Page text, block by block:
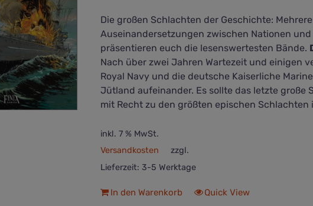
Die großen Schlachten der Geschichte:
Auseinandersetzungen zwischen Nationen
präsentieren euch die lesenswertesten Bände.
Nach über zwei Jahren Wartezeit und einigen
Royal Navy und die deutsche Kaiserliche
Jütland aufeinander. Es sollte das letzte große
mit Recht zu den größten epischen
inkl. 7 % MwSt.
zzgl.
Versandkosten
Lieferzeit: 3-5 Werktage
In den Warenkorb Quick View